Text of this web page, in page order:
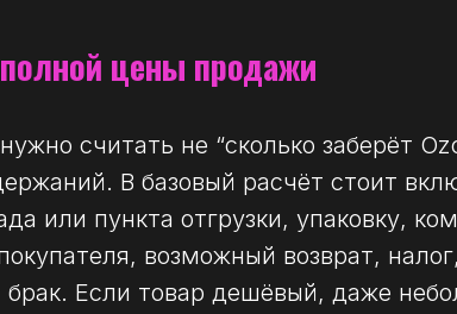
цены продажи
считать не “сколько заберёт
В базовый расчёт стоит
или пункта отгрузки, упаковку,
возможный возврат,
брак. Если товар дешёвый, даже